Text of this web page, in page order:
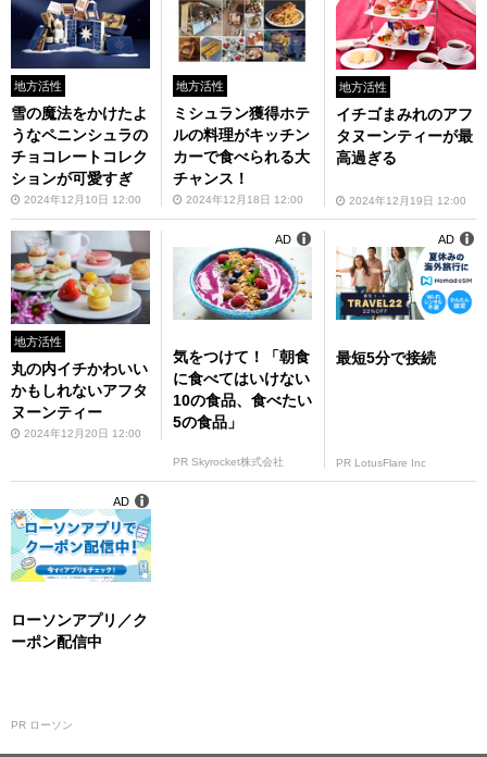
地方活性
雪の魔法をかけたよ
うなペニンシュラの
チョコレートコレク
ションが可愛すぎ
2024年12月10日 12:00
地方活性
ミシュラン獲得ホテ
ルの料理がキッチン
カーで食べられる大
チャンス！
2024年12月18日 12:00
地方活性
イチゴまみれのアフ
タヌーンティーが最
高過ぎる
2024年12月19日 12:00
地方活性
丸の内イチかわいい
かもしれないアフタ
ヌーンティー
2024年12月20日 12:00
気をつけて！「朝食
に食べてはいけない
10の食品、食べたい
5の食品」
PR Skyrocket株式会社
AD
最短5分で接続
PR LotusFlare Inc
AD
ローソンアプリ／ク
ーポン配信中
PR ローソン
AD